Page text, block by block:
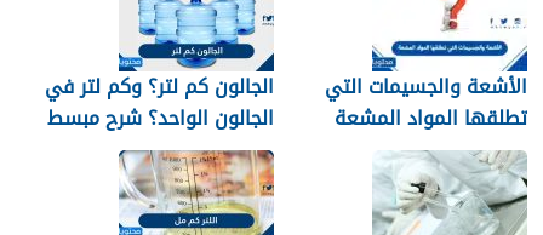
الأشعة والجسيمات التي
تطلقها المواد المشعة
الجالون كم لتر؟ وكم لتر في
الجالون الواحد؟ شرح مبسط